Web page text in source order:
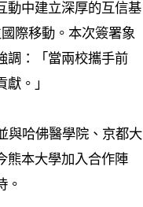
動中建立深厚的互信基
際移動。本次簽署象
調：「當兩校攜手前
。」
與哈佛醫學院、京都大
熊本大學加入合作陣
。